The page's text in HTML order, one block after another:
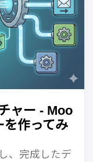
ャー - Moo
を作ってみ
、完成したデ